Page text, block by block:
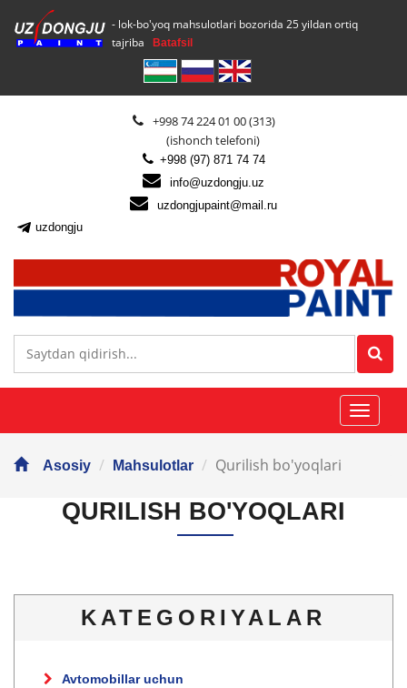
- lok-bo'yoq mahsulotlari bozorida 25 yildan ortiq
tajriba
Batafsil
+998 74 224 01 00 (313)
(ishonch telefoni)
+998 (97) 871 74 74
info@uzdongju.uz
uzdongjupaint@mail.ru
uzdongju
Asosiy Mahsulotlar Qurilish bo'yoqlari
QURILISH BO'YOQLARI
KATEGORIYALAR
Avtomobillar uchun